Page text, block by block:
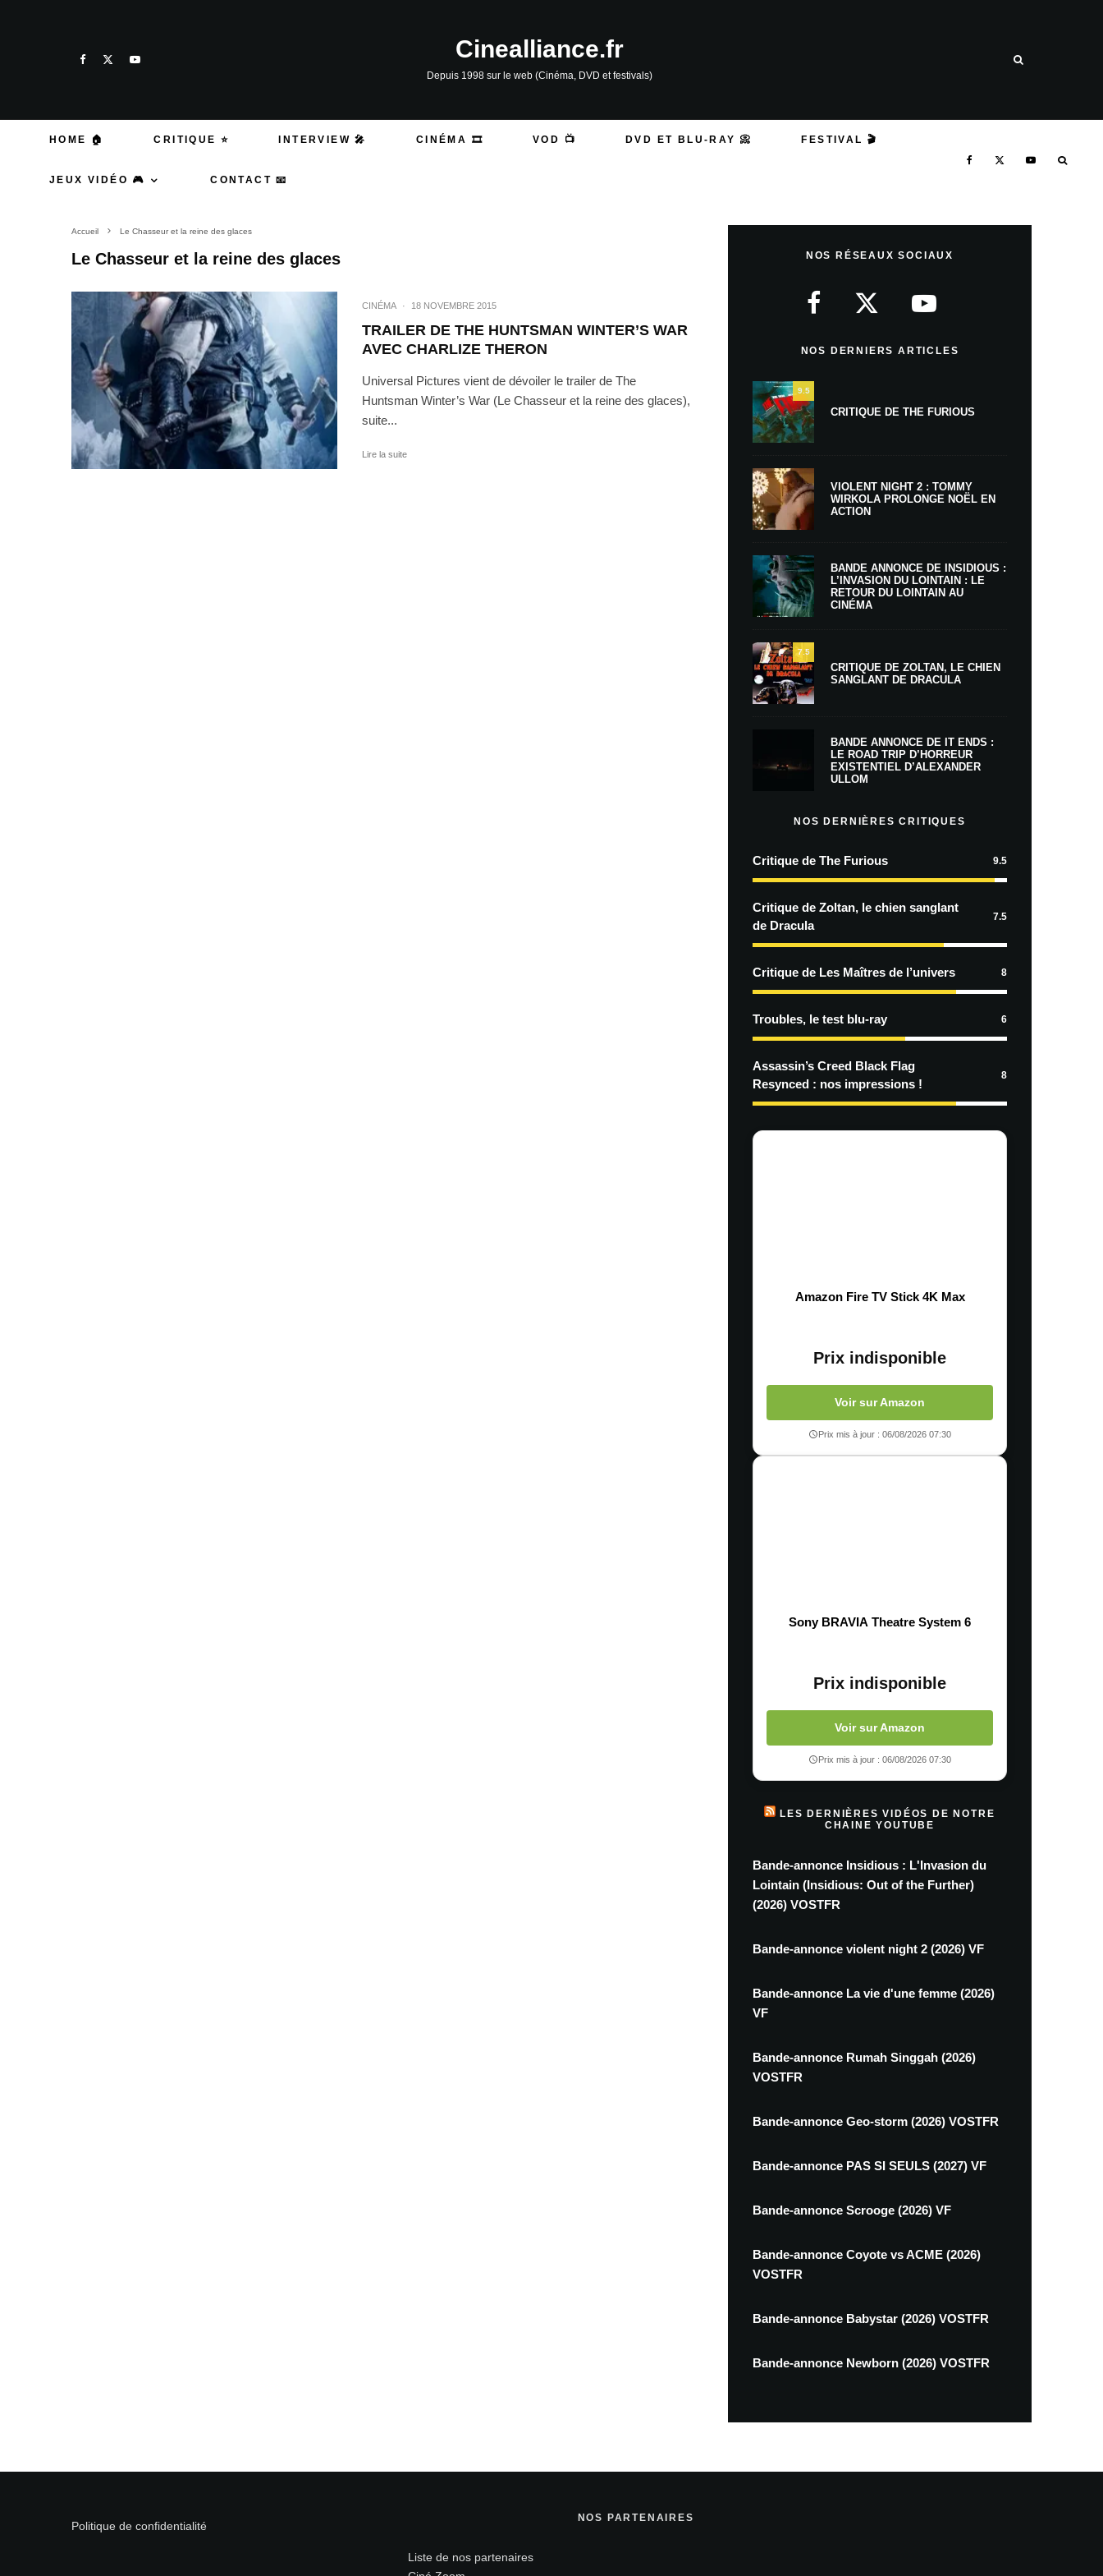
Cinealliance.fr
Depuis 1998 sur le web (Cinéma, DVD et festivals)
HOME 🏠 CRITIQUE ⭐ INTERVIEW 🎤 CINÉMA 🎞️ VOD 📺 DVD ET BLU-RAY 📀 FESTIVAL 🎬
JEUX VIDÉO 🎮 CONTACT 📧
Accueil Le Chasseur et la reine des glaces
Le Chasseur et la reine des glaces
CINÉMA · 18 NOVEMBRE 2015
TRAILER DE THE HUNTSMAN WINTER’S WAR
AVEC CHARLIZE THERON
Universal Pictures vient de dévoiler le trailer de The
Huntsman Winter’s War (Le Chasseur et la reine des glaces),
suite...
Lire la suite
NOS RÉSEAUX SOCIAUX
NOS DERNIERS ARTICLES
9.5
CRITIQUE DE THE FURIOUS
VIOLENT NIGHT 2 : TOMMY
WIRKOLA PROLONGE NOËL EN
ACTION
BANDE ANNONCE DE INSIDIOUS :
L’INVASION DU LOINTAIN : LE
RETOUR DU LOINTAIN AU
CINÉMA
7.5
CRITIQUE DE ZOLTAN, LE CHIEN
SANGLANT DE DRACULA
BANDE ANNONCE DE IT ENDS :
LE ROAD TRIP D’HORREUR
EXISTENTIEL D’ALEXANDER
ULLOM
NOS DERNIÈRES CRITIQUES
Critique de The Furious 9.5
Critique de Zoltan, le chien sanglant
de Dracula
7.5
Critique de Les Maîtres de l’univers 8
Troubles, le test blu-ray 6
Assassin’s Creed Black Flag
Resynced : nos impressions !
8
Amazon Fire TV Stick 4K Max
Prix indisponible
Voir sur Amazon
Prix mis à jour : 06/08/2026 07:30
Sony BRAVIA Theatre System 6
Prix indisponible
Voir sur Amazon
Prix mis à jour : 06/08/2026 07:30
LES DERNIÈRES VIDÉOS DE NOTRE
CHAINE YOUTUBE
Bande-annonce Insidious : L'Invasion du
Lointain (Insidious: Out of the Further)
(2026) VOSTFR
Bande-annonce violent night 2 (2026) VF
Bande-annonce La vie d'une femme (2026)
VF
Bande-annonce Rumah Singgah (2026)
VOSTFR
Bande-annonce Geo-storm (2026) VOSTFR
Bande-annonce PAS SI SEULS (2027) VF
Bande-annonce Scrooge (2026) VF
Bande-annonce Coyote vs ACME (2026)
VOSTFR
Bande-annonce Babystar (2026) VOSTFR
Bande-annonce Newborn (2026) VOSTFR
Politique de confidentialité
NOS PARTENAIRES
Liste de nos partenaires